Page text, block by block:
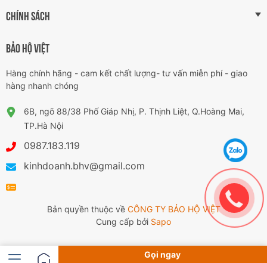
CHÍNH SÁCH
BẢO HỘ VIỆT
Hàng chính hãng - cam kết chất lượng- tư vấn miễn phí - giao
hàng nhanh chóng
6B, ngõ 88/38 Phố Giáp Nhị, P. Thịnh Liệt, Q.Hoàng Mai,
TP.Hà Nội
0987.183.119
kinhdoanh.bhv@gmail.com
Bản quyền thuộc về CÔNG TY BẢO HỘ VIỆT
Cung cấp bởi Sapo
Gọi ngay